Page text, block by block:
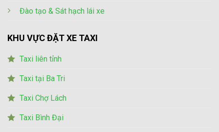
Đào tạo & Sát hạch lái xe
KHU VỰC ĐẶT XE TAXI
Taxi liên tỉnh
Taxi tại Ba Tri
Taxi Chợ Lách
Taxi Bình Đại